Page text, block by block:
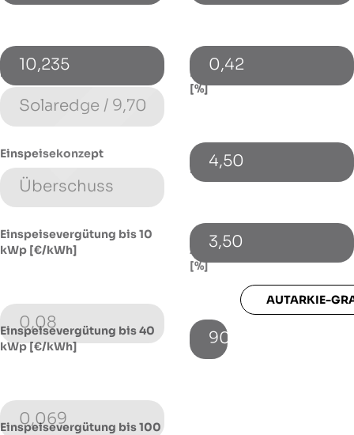
10,235
Energiespeicher (Typ)
Einspeisekonzept
Einspeisevergütung bis 10
kWp [€/kWh]
0,08
Einspeisevergütung bis 40
kWp [€/kWh]
0,069
Einspeisevergütung bis 100
0,42
Energiepreissteigerung p.a.
[%]
4,50
Fremdkapitalzinssatz [%]
3,50
Autarkie-Grad mit Speicher
[%]
90
AUTARKIE-